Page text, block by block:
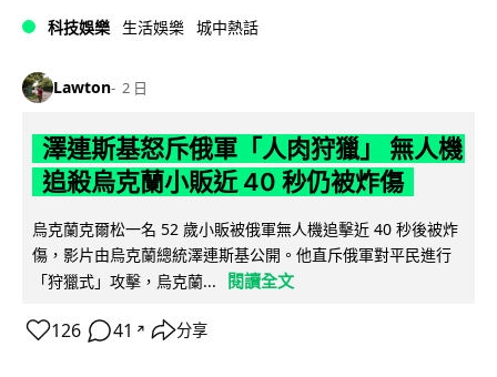
科技娛樂 生活娛樂 城中熱話
Lawton 2 日
澤連斯基怒斥俄軍「人肉狩獵」 無人機
追殺烏克蘭小販近 40 秒仍被炸傷
烏克蘭克爾松一名 52 歲小販被俄軍無人機追擊近 40 秒後被炸
傷，影片由烏克蘭總統澤連斯基公開。他直斥俄軍對平民進行
「狩獵式」攻擊，烏克蘭...
閱讀全文
126 41 ↗ 分享